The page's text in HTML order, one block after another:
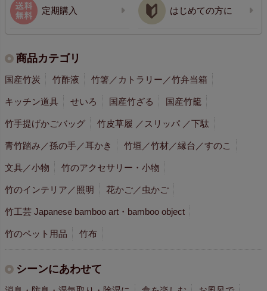
定期購入 はじめての方に
商品カテゴリ
国産竹炭 竹酢液 竹箸／カトラリー／竹弁当箱
キッチン道具 せいろ 国産竹ざる 国産竹籠
竹手提げかごバッグ 竹皮草履 ／スリッパ ／下駄
青竹踏み／孫の手／耳かき 竹垣／竹材／縁台／すのこ
文具／小物 竹のアクセサリー・小物
竹のインテリア／照明 花かご／虫かご
竹工芸 Japanese bamboo art・bamboo object
竹のペット用品 竹布
シーンにあわせて